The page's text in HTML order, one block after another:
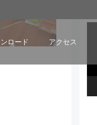
ロード アクセス
レ
ー